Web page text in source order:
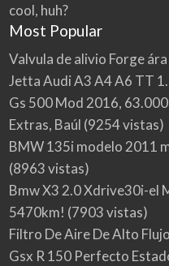
cool, huh?
Most Popular
Valvula de alivio Forge
Jetta Audi A3 A4 A6 TT
Gs 500 Mod 2016,
Extras, Baúl (9254 vistas)
BMW 135i modelo 2011
(8963 vistas)
Bmw X3 2.0 Xdrive30i-el
5470km! (7903 vistas)
Filtro De Aire De Alto
Gsx R 150 Perfecto